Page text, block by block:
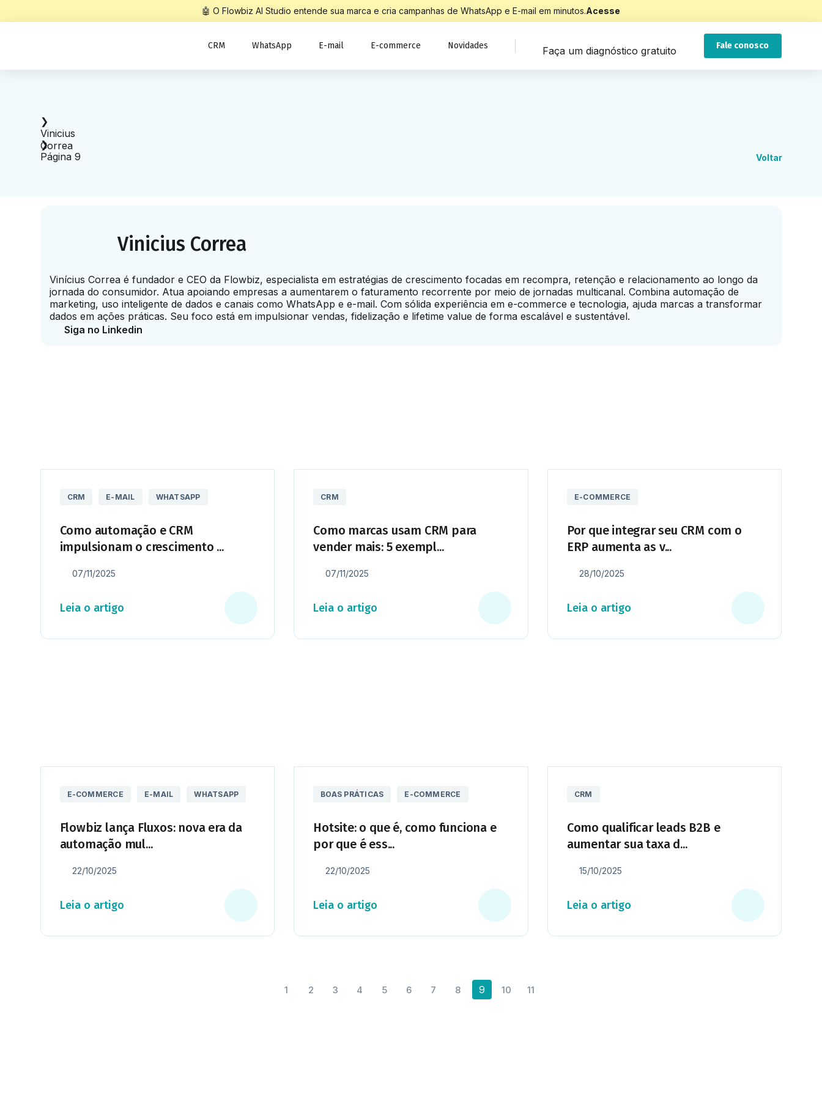
🤖 O Flowbiz AI Studio entende sua marca e cria campanhas de WhatsApp e E-mail em minutos.Acesse
CRM WhatsApp E-mail E-commerce Novidades Faça um diagnóstico gratuito Fale conosco
❯
Vinicius
Correa
❯
Página 9
Voltar
Vinicius Correa
Vinícius Correa é fundador e CEO da Flowbiz, especialista em estratégias de crescimento focadas em recompra, retenção e relacionamento ao longo da
jornada do consumidor. Atua apoiando empresas a aumentarem o faturamento recorrente por meio de jornadas multicanal. Combina automação de
marketing, uso inteligente de dados e canais como WhatsApp e e-mail. Com sólida experiência em e-commerce e tecnologia, ajuda marcas a transformar
dados em ações práticas. Seu foco está em impulsionar vendas, fidelização e lifetime value de forma escalável e sustentável.
Siga no Linkedin
CRM E-MAIL WHATSAPP
Como automação e CRM
impulsionam o crescimento ...
07/11/2025
Leia o artigo
CRM
Como marcas usam CRM para
vender mais: 5 exempl...
07/11/2025
Leia o artigo
E-COMMERCE
Por que integrar seu CRM com o
ERP aumenta as v...
28/10/2025
Leia o artigo
E-COMMERCE E-MAIL WHATSAPP
Flowbiz lança Fluxos: nova era da
automação mul...
22/10/2025
Leia o artigo
BOAS PRÁTICAS E-COMMERCE
Hotsite: o que é, como funciona e
por que é ess...
22/10/2025
Leia o artigo
CRM
Como qualificar leads B2B e
aumentar sua taxa d...
15/10/2025
Leia o artigo
1 2 3 4 5 6 7 8 9 10 11